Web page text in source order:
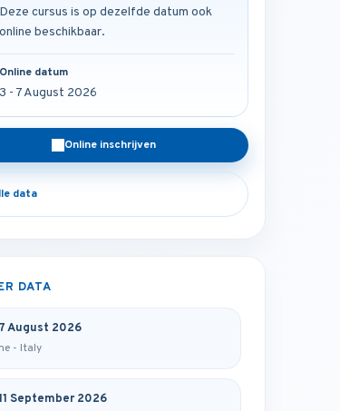
Deze cursus is op dezelfde datum ook
online beschikbaar.
Online datum
3 - 7 August 2026
Online inschrijven
data
DATA
August 2026
- Italy
September 2026